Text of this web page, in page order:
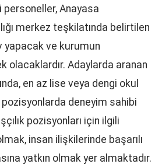
Anayasa
merkez teşkilatında belirtilen
yapacak ve kurumun
olacaklardır. Adaylarda aranan
en az lise veya dengi okul
deneyim sahibi
pozisyonları için ilgili
insan ilişkilerinde başarılı
yatkın olmak yer almaktadır.